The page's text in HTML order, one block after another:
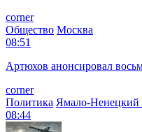
corner
Общество Москва
08:51
Артюхов анонсировал
corner
Политика Ямало-Ненецкий
08:44